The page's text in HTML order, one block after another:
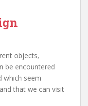
objects,
be encountered
which seem
that we can visit